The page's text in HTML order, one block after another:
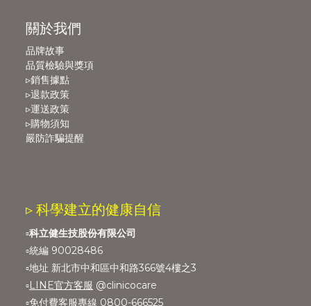
關於我們
品牌故事
品質檢驗與獎項
▹銷售據點
▹退款政策
▹運送政策
▹購物須知
嚴防詐騙提醒
▹ 科學建立的健康自信
▫️科立健生技股份有限公司
▫️統編 90028486
▫️地址 新北市中和區中和路366號4樓之3
▫️LINE官方客服 @clinicocare
▫️免付費客服專線 0800-666525